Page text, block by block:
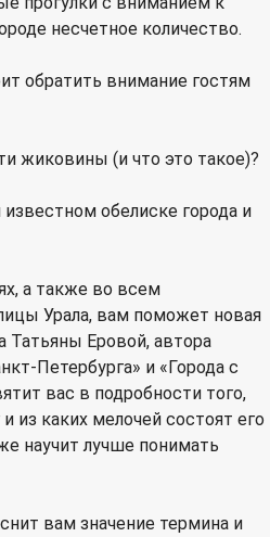
несчетное количество.
обратить внимание гостям
жиковины (и что это такое)?
обелиске города и
а также во всем
Урала, вам поможет новая
Татьяны Еровой, автора
Петербурга» и «Города с
вас в подробности того,
из каких мелочей состоят его
научит лучше понимать
вам значение термина и